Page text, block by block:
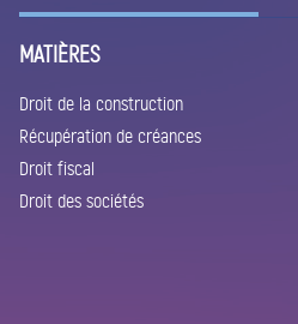
MATIÈRES
Droit de la construction
Récupération de créances
Droit fiscal
Droit des sociétés